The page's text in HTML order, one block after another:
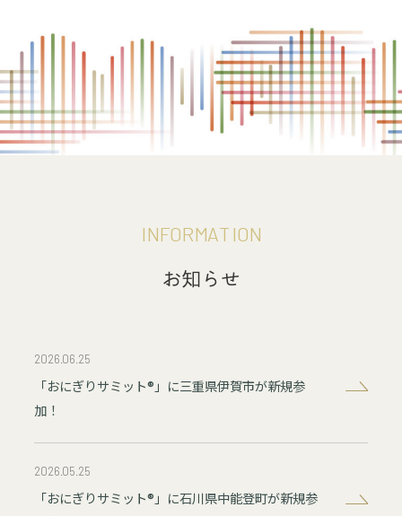
INFORMATION
お知 ら せ
2026.06.25
「おにぎりサミット®」に三重県伊賀市が新規参
加！
2026.05.25
「おにぎりサミット®」に石川県中能登町が新規参